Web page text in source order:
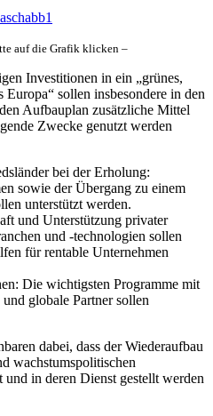
auf die Grafik klicken –
Investitionen in ein „grünes,
sollen insbesondere in den
Aufbauplan zusätzliche Mittel
Zwecke genutzt werden
bei der Erholung:
sowie der Übergang zu einem
unterstützt werden.
und Unterstützung privater
und -technologien sollen
für rentable Unternehmen
Die wichtigsten Programme mit
globale Partner sollen
dabei, dass der Wiederaufbau
wachstumspolitischen
in deren Dienst gestellt werden